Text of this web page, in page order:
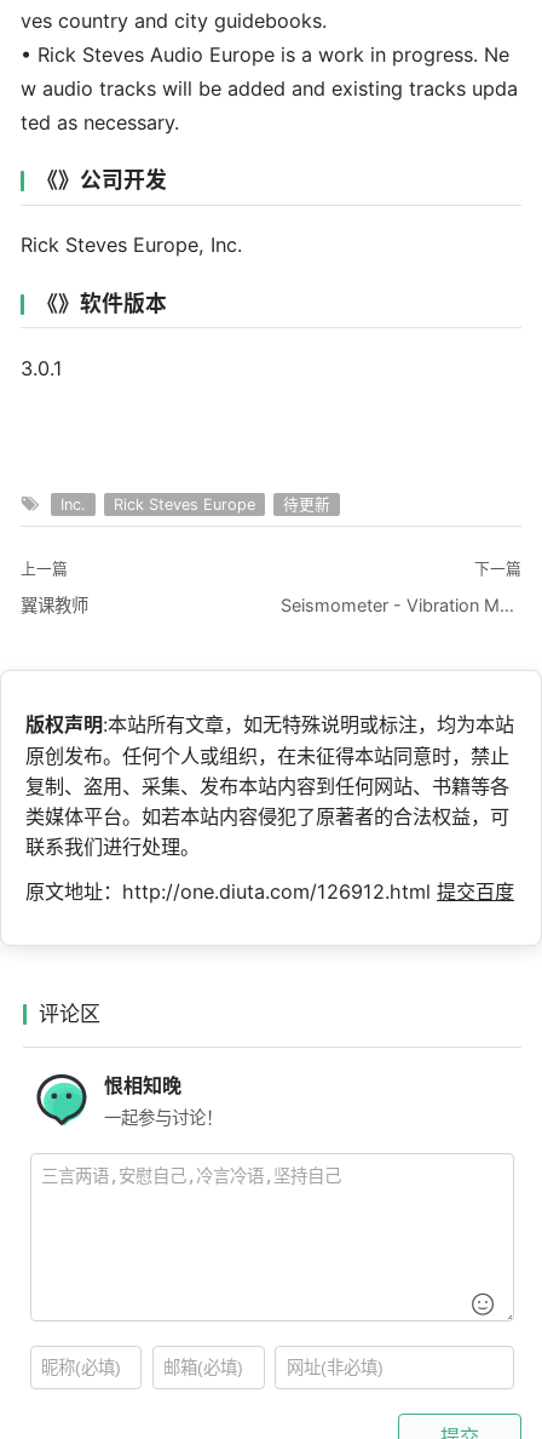
ves country and city guidebooks.
• Rick Steves Audio Europe is a work in progress. Ne
w audio tracks will be added and existing tracks upda
ted as necessary.
《》公司开发
Rick Steves Europe, Inc.
《》软件版本
3.0.1
Inc. Rick Steves Europe 待更新
上一篇
翼课教师
下一篇
Seismometer - Vibration Meter
版权声明:本站所有文章，如无特殊说明或标注，均为本站
原创发布。任何个人或组织，在未征得本站同意时，禁止
复制、盗用、采集、发布本站内容到任何网站、书籍等各
类媒体平台。如若本站内容侵犯了原著者的合法权益，可
联系我们进行处理。
原文地址：http://one.diuta.com/126912.html 提交百度
评论区
恨相知晚
一起参与讨论！